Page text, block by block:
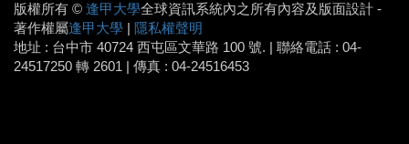
版權所有 © 逢甲大學全球資訊系統內之所有內容及版面設計 -
著作權屬逢甲大學 | 隱私權聲明
地址 : 台中市 40724 西屯區文華路 100 號. | 聯絡電話 : 04-
24517250 轉 2601 | 傳真 : 04-24516453